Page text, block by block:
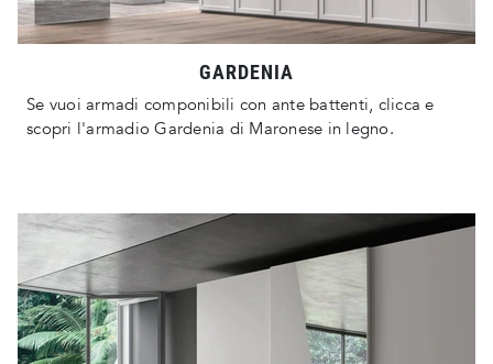
GARDENIA
Se vuoi armadi componibili con ante battenti, clicca e
scopri l'armadio Gardenia di Maronese in legno.